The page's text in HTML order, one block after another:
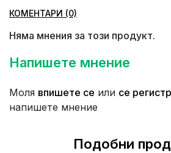
КОМЕНТАРИ (0)
Няма мнения за този продукт.
Напишете мнение
Моля впишете се или се
напишете мнение
Подобни